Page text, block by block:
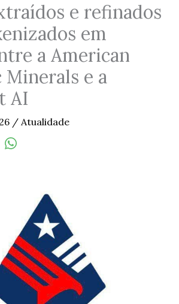
e refinados
em
a American
e a
AI
/ Atualidade